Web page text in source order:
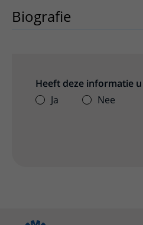
Biografie
Heeft deze informatie
Ja
Nee